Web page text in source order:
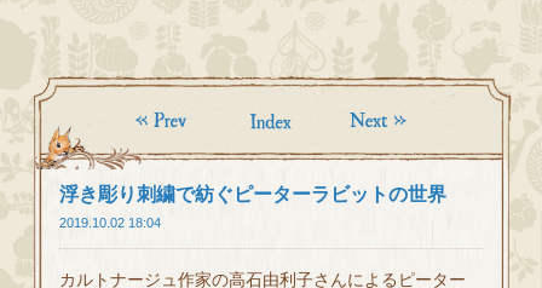
浮き彫り刺繍で紡ぐピーターラビットの世界
2019.10.02 18:04
カルトナージュ作家の高石由利子さんによるピーター